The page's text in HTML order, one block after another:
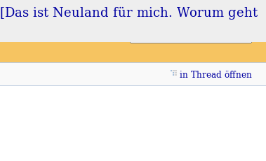
Login Registrieren
in Thread öffnen
[Das ist Neuland für mich. Worum geht